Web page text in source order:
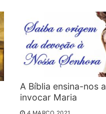
A Bíblia ensina-nos a
invocar Maria